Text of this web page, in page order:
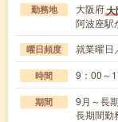
勤務地 大阪府大
阿波座駅
曜日頻度 就業曜日
時間 9：00～
期間
9月～長
長期間勤